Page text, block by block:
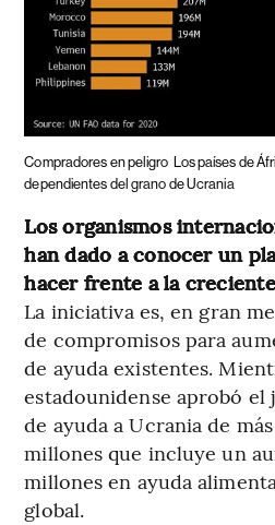
Compradores en peligro Los países de
dependientes del grano de Ucrania
Los organismos
han dado a conocer un
hacer frente a la
La iniciativa es, en gran
de compromisos para
de ayuda existentes.
estadounidense aprobó el
de ayuda a Ucrania de
millones que incluye un
millones en ayuda
global.